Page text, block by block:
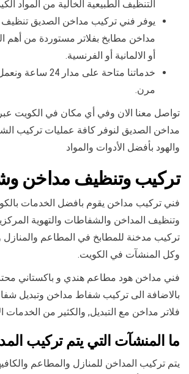
التنظيف الطبيعية الخالية من المواد
يوفر فني تركيب مداخن الصديق تنظيف
مداخن مطابخ بفلاتر مستوردة من أهم
أو الالمانية أو الفرنسية.
خدماتنا متاحة على
مرن.
تواصل معنا الان وفي أي مكان في الكويت
مداخن الصديق لنوفر كافة عمليات تركيب
والهود بأفضل الأدوات والمواد
تركيب وتنظيف مداخن
فني تركيب مداخن يقوم بافضل الخدمات
وتنظيف المداخن والشفاطات والتهوية
تركيب مدخنة للمطابخ في المطاعم والمنازل
وكل المنشآت في الكويت.
بالاضافة الى تركيب شفاط مداخن وتبديل
فلاتر مداخن مع التبديل, والكثير من الخدمات
ما المنشآت التي يتم تركيب
يتم تركيب المداخن للمنازل والمطاعم